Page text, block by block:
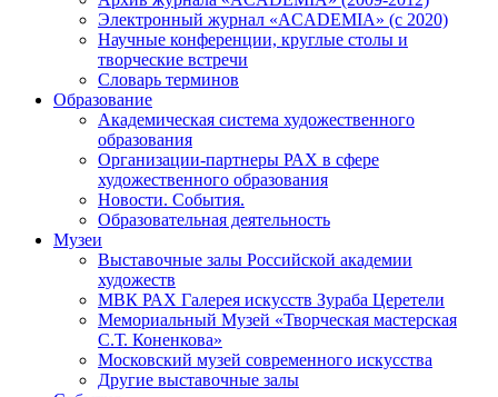
Электронный журнал «ACADEMIA» (с 2020)
Научные конференции, круглые столы и
творческие встречи
Словарь терминов
Образование
Академическая система художественного
образования
Организации-партнеры РАХ в сфере
художественного образования
Новости. События.
Образовательная деятельность
Музеи
Выставочные залы Российской академии
художеств
МВК РАХ Галерея искусств Зураба Церетели
Мемориальный Музей «Творческая мастерская
С.Т. Коненкова»
Московский музей современного искусства
Другие выставочные залы